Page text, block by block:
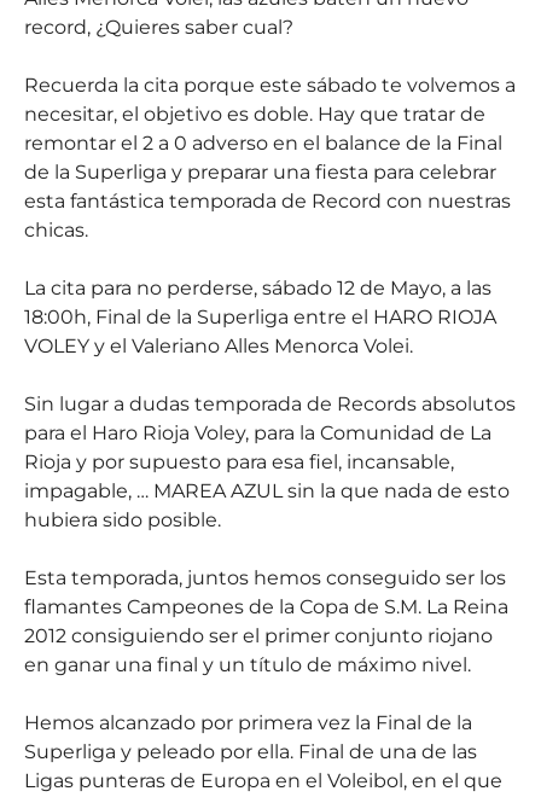
record, ¿Quieres saber cual?
Recuerda la cita porque este sábado te volvemos a
necesitar, el objetivo es doble. Hay que tratar de
remontar el 2 a 0 adverso en el balance de la Final
de la Superliga y preparar una fiesta para celebrar
esta fantástica temporada de Record con nuestras
chicas.
La cita para no perderse, sábado 12 de Mayo, a las
18:00h, Final de la Superliga entre el HARO RIOJA
VOLEY y el Valeriano Alles Menorca Volei.
Sin lugar a dudas temporada de Records absolutos
para el Haro Rioja Voley, para la Comunidad de La
Rioja y por supuesto para esa fiel, incansable,
impagable, … MAREA AZUL sin la que nada de esto
hubiera sido posible.
Esta temporada, juntos hemos conseguido ser los
flamantes Campeones de la Copa de S.M. La Reina
2012 consiguiendo ser el primer conjunto riojano
en ganar una final y un título de máximo nivel.
Hemos alcanzado por primera vez la Final de la
Superliga y peleado por ella. Final de una de las
Ligas punteras de Europa en el Voleibol, en el que